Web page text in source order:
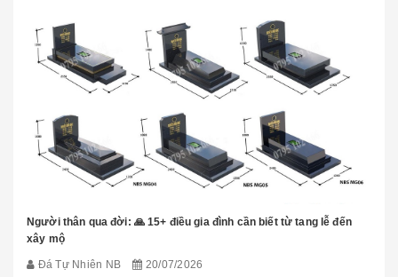
Người thân qua đời: 🙏 15+ điều gia đình cần biết từ tang lễ đến
xây mộ
Đá Tự Nhiên NB 20/07/2026